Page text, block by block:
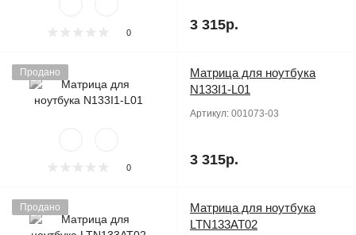
0 3 315р.
Продано
0
Матрица для ноутбука
N133I1-L01
Артикул: 001073-03
3 315р.
Продано
Матрица для ноутбука
LTN133AT02